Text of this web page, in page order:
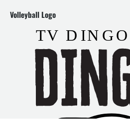
Volleyball Logo